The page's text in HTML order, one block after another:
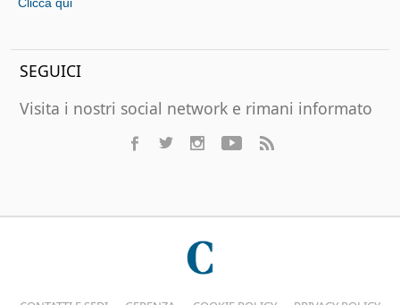
Clicca qui
SEGUICI
Visita i nostri social network e rimani informato